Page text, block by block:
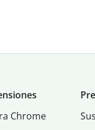
Chrome